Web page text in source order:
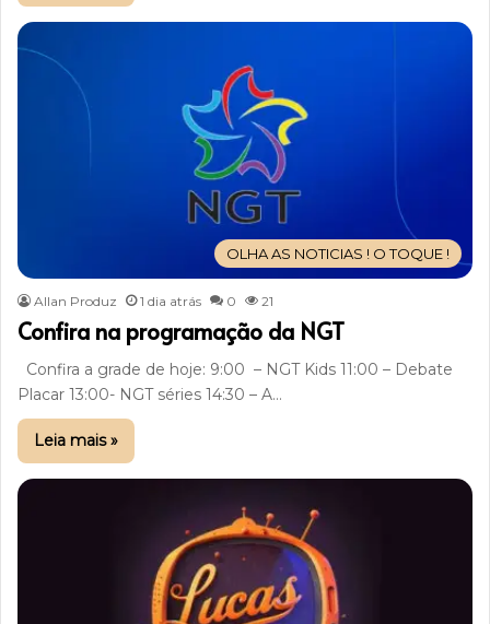
OLHA AS NOTICIAS ! O TOQUE !
Allan Produz 1 dia atrás 0 21
Confira na programação da NGT
Confira a grade de hoje: 9:00 – NGT Kids 11:00 – Debate
Placar 13:00- NGT séries 14:30 – A…
Leia mais »